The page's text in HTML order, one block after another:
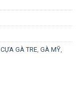
CỰA GÀ TRE, GÀ MỸ,